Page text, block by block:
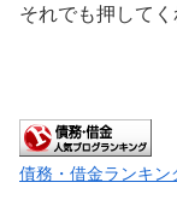
それでも押して
債務・借金ランキン